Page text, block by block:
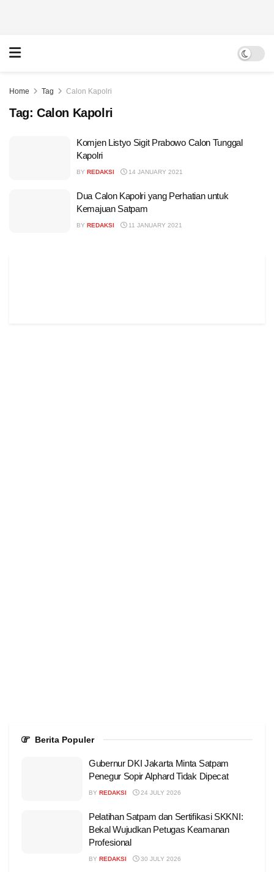
Home Tag Calon Kapolri
Tag: Calon Kapolri
Komjen Listyo Sigit Prabowo Calon Tunggal
Kapolri
BY REDAKSI 14 JANUARY 2021
Dua Calon Kapolri yang Perhatian untuk
Kemajuan Satpam
BY REDAKSI 11 JANUARY 2021
Berita Populer
Gubernur DKI Jakarta Minta Satpam
Penegur Sopir Alphard Tidak Dipecat
BY REDAKSI 24 JULY 2026
Pelatihan Satpam dan Sertifikasi SKKNI:
Bekal Wujudkan Petugas Keamanan
Profesional
BY REDAKSI 30 JULY 2026